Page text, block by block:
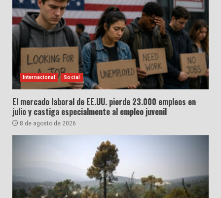
Internacional Social
El mercado laboral de EE.UU. pierde 23.000 empleos en
julio y castiga especialmente al empleo juvenil
8 de agosto de 2026